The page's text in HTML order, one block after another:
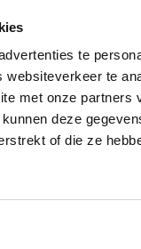
te
te
met onze partners
deze
of die ze